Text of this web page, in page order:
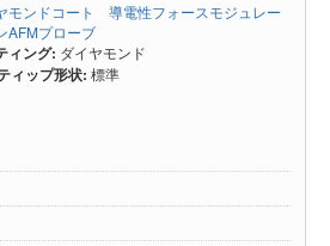
モンドコート 導電性フォースモジュレー
AFMプローブ
ィング: ダイヤモンド
ィップ形状: 標準